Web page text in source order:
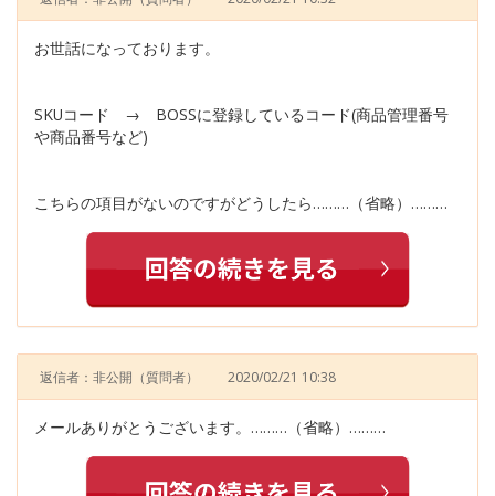
お世話になっております。
SKUコード → BOSSに登録しているコード(商品管理番号
や商品番号など)
こちらの項目がないのですがどうしたら………（省略）………
返信者：非公開 （質問者） 2020/02/21 10:38
メールありがとうございます。………（省略）………